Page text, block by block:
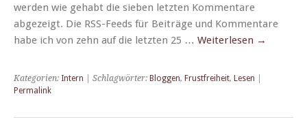
wer­den wie gehabt die sieben let­zten Kom­mentare
abgezeigt. Die RSS-Feeds für Beiträge und Kom­mentare
habe ich von zehn auf die let­zten 25 … Weit­er­lesen →
Kategorien: Intern | Schlagwörter: Bloggen, Frustfreiheit, Lesen
Permalink